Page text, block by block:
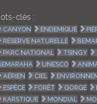
clés :
CANYON ENDEMIQUE
RÉSERVE NATURELLE
PARC NATIONAL
TSINGY
UNESCO
AÉRIEN
CIEL
ESPÈCE
FORÊT GORGE
KARSTIQUE
MONDIAL